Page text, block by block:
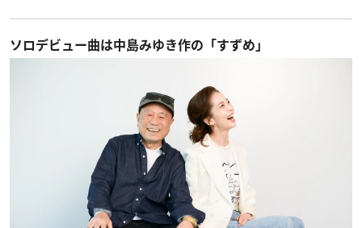
ソロデビュー曲は中島みゆき作の「すずめ」